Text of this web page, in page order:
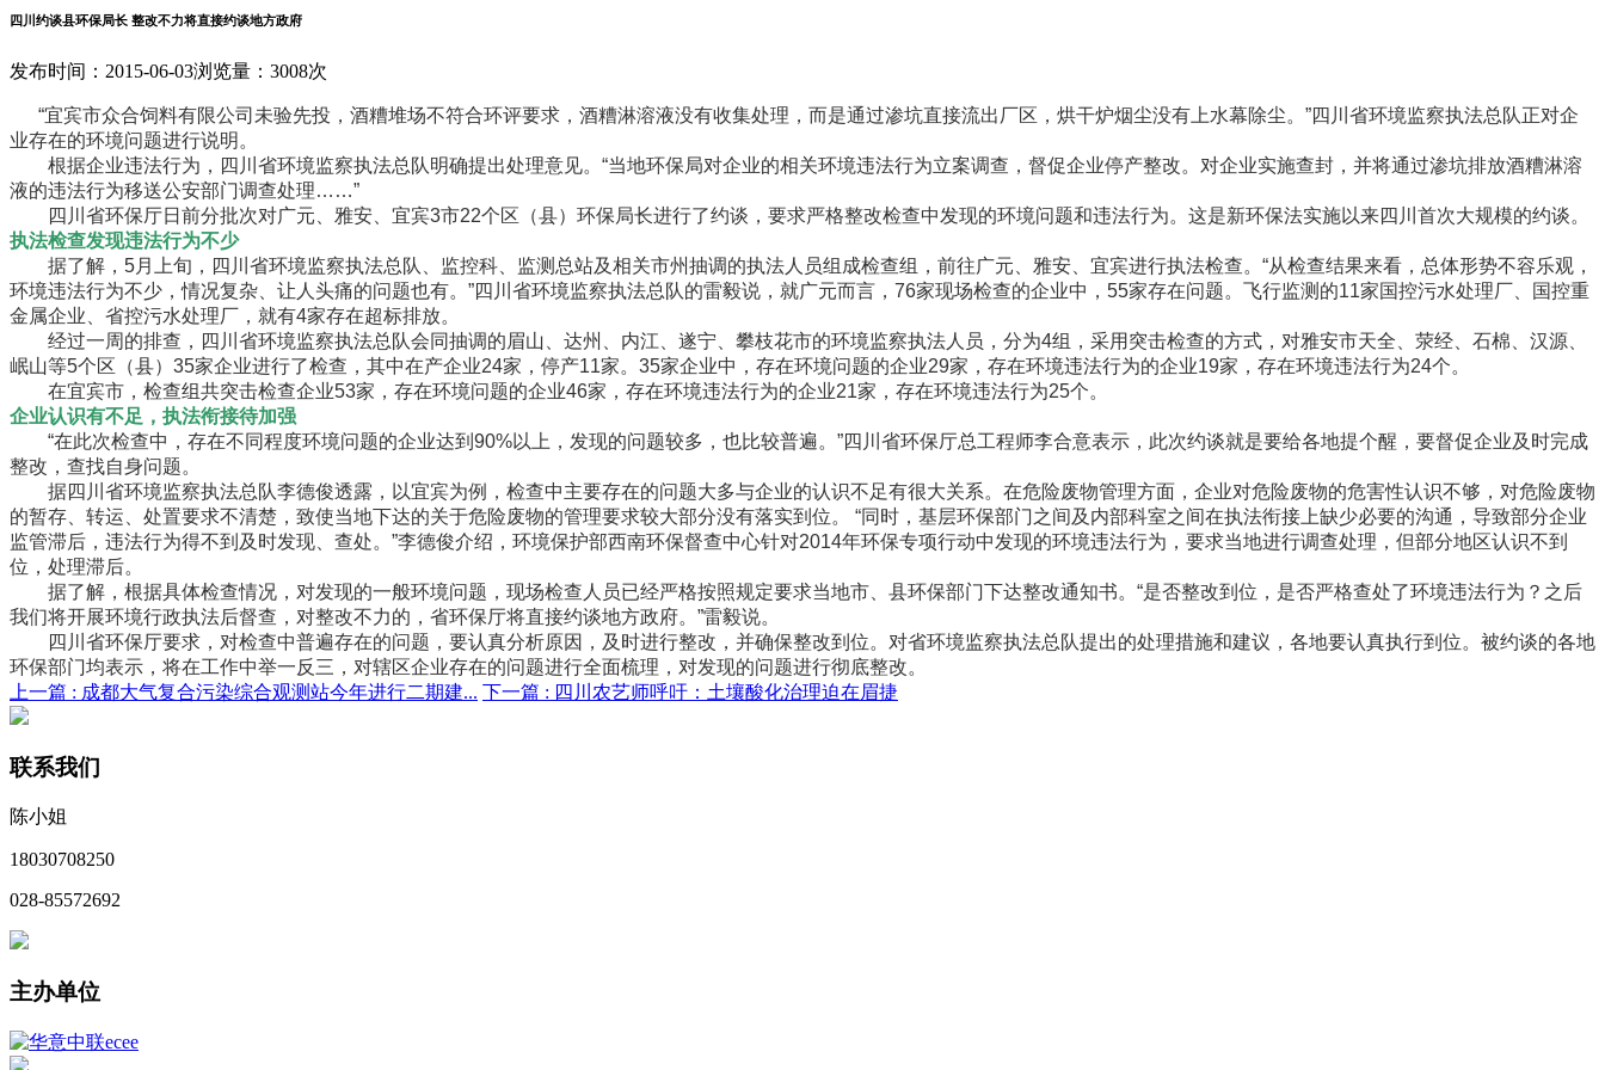
四川约谈县环保局长 整改不力将直接约谈地方政府
发布时间：2015-06-03浏览量：3008次
“宜宾市众合饲料有限公司未验先投，酒糟堆场不符合环评要求，酒糟淋溶液没有收集处理，而是通过渗坑直接流出厂区，烘干炉烟尘没有上水幕除尘。”四川省环境监察执法总队正对企
业存在的环境问题进行说明。
根据企业违法行为，四川省环境监察执法总队明确提出处理意见。“当地环保局对企业的相关环境违法行为立案调查，督促企业停产整改。对企业实施查封，并将通过渗坑排放酒糟淋溶
液的违法行为移送公安部门调查处理……”
四川省环保厅日前分批次对广元、雅安、宜宾3市22个区（县）环保局长进行了约谈，要求严格整改检查中发现的环境问题和违法行为。这是新环保法实施以来四川首次大规模的约谈。
执法检查发现违法行为不少
据了解，5月上旬，四川省环境监察执法总队、监控科、监测总站及相关市州抽调的执法人员组成检查组，前往广元、雅安、宜宾进行执法检查。“从检查结果来看，总体形势不容乐观，
环境违法行为不少，情况复杂、让人头痛的问题也有。”四川省环境监察执法总队的雷毅说，就广元而言，76家现场检查的企业中，55家存在问题。飞行监测的11家国控污水处理厂、国控重
金属企业、省控污水处理厂，就有4家存在超标排放。
经过一周的排查，四川省环境监察执法总队会同抽调的眉山、达州、内江、遂宁、攀枝花市的环境监察执法人员，分为4组，采用突击检查的方式，对雅安市天全、荥经、石棉、汉源、
岷山等5个区（县）35家企业进行了检查，其中在产企业24家，停产11家。35家企业中，存在环境问题的企业29家，存在环境违法行为的企业19家，存在环境违法行为24个。
在宜宾市，检查组共突击检查企业53家，存在环境问题的企业46家，存在环境违法行为的企业21家，存在环境违法行为25个。
企业认识有不足，执法衔接待加强
“在此次检查中，存在不同程度环境问题的企业达到90%以上，发现的问题较多，也比较普遍。”四川省环保厅总工程师李合意表示，此次约谈就是要给各地提个醒，要督促企业及时完成
整改，查找自身问题。
据四川省环境监察执法总队李德俊透露，以宜宾为例，检查中主要存在的问题大多与企业的认识不足有很大关系。在危险废物管理方面，企业对危险废物的危害性认识不够，对危险废物
的暂存、转运、处置要求不清楚，致使当地下达的关于危险废物的管理要求较大部分没有落实到位。 “同时，基层环保部门之间及内部科室之间在执法衔接上缺少必要的沟通，导致部分企业
监管滞后，违法行为得不到及时发现、查处。”李德俊介绍，环境保护部西南环保督查中心针对2014年环保专项行动中发现的环境违法行为，要求当地进行调查处理，但部分地区认识不到
位，处理滞后。
据了解，根据具体检查情况，对发现的一般环境问题，现场检查人员已经严格按照规定要求当地市、县环保部门下达整改通知书。“是否整改到位，是否严格查处了环境违法行为？之后
我们将开展环境行政执法后督查，对整改不力的，省环保厅将直接约谈地方政府。”雷毅说。
四川省环保厅要求，对检查中普遍存在的问题，要认真分析原因，及时进行整改，并确保整改到位。对省环境监察执法总队提出的处理措施和建议，各地要认真执行到位。被约谈的各地
环保部门均表示，将在工作中举一反三，对辖区企业存在的问题进行全面梳理，对发现的问题进行彻底整改。
上一篇 : 成都大气复合污染综合观测站今年进行二期建... 下一篇 : 四川农艺师呼吁：土壤酸化治理迫在眉捷
联系我们
陈小姐
18030708250
028-85572692
主办单位